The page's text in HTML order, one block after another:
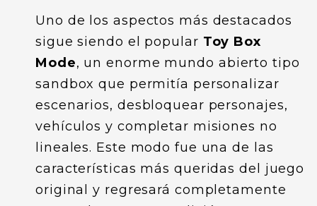
Uno de los aspectos más destacados
sigue siendo el popular Toy Box
Mode, un enorme mundo abierto tipo
sandbox que permitía personalizar
escenarios, desbloquear personajes,
vehículos y completar misiones no
lineales. Este modo fue una de las
características más queridas del juego
original y regresará completamente